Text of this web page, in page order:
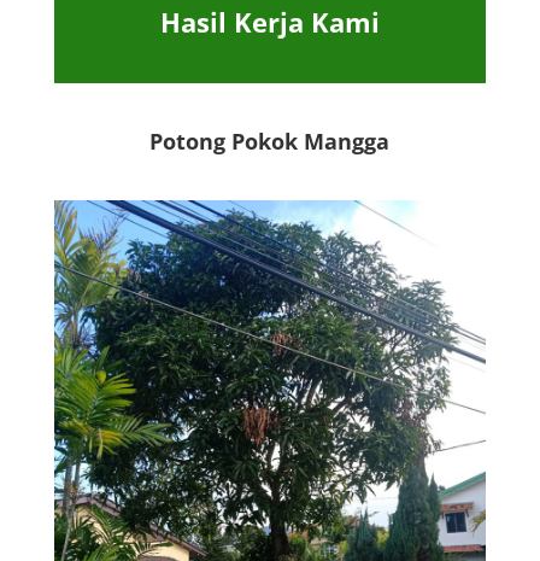
Hasil Kerja Kami
Potong Pokok Mangga